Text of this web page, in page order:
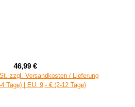
Verkaufspreis:
46,99 €
zzgl. Versandkosten / Lieferung
Tage) | EU: 9,- € (2-12 Tage)